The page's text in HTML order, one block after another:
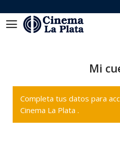
Mi
Completa tus datos para
Cinema La Plata .